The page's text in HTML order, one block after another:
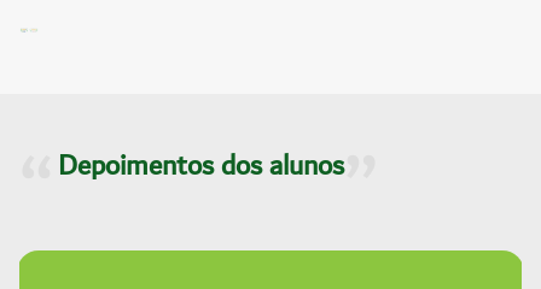
Depoimentos dos alunos